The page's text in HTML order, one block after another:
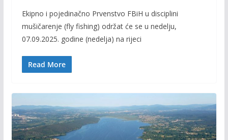
e
b
o
o
itt
er
ai
l
p
y
Ekipno i pojedinačno Prvenstvo FBiH u disciplini
mušičarenje (fly fishing) održat će se u nedelju,
07.09.2025. godine (nedelja) na rijeci
Read More